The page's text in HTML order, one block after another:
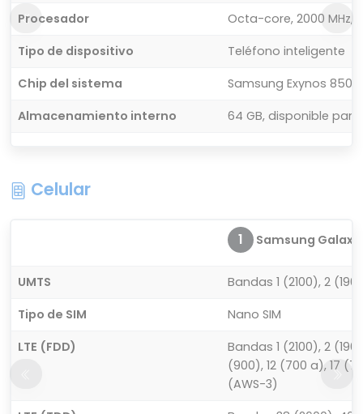
Procesador
Octa-core, 2000 MHz,
Tipo de dispositivo
Teléfono inteligente
Chip del sistema
Samsung Exynos 850
Almacenamiento interno
64 GB, disponible para
Celular
1 Samsung Galaxy
UMTS
Bandas 1 (2100), 2
Tipo de SIM
Nano SIM
LTE (FDD)
Bandas 1 (2100), 2
(900), 12 (700 a), 17
(AWS-3)